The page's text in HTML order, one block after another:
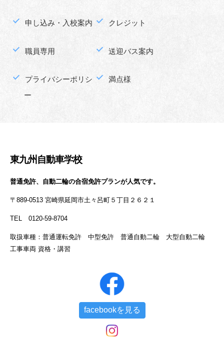
申し込み・入校案内 クレジット
職員専用 送迎バス案内
プライバシーポリシ
ー
満点様
東九州自動車学校
普通免許、自動二輪の合宿免許プランが人気です。
〒889-0513 宮崎県延岡市土々呂町５丁目２６２１
TEL 0120-59-8704
取扱車種：普通運転免許 中型免許 普通自動二輪 大型自動二輪
工事車両 資格・講習
facebookを見る